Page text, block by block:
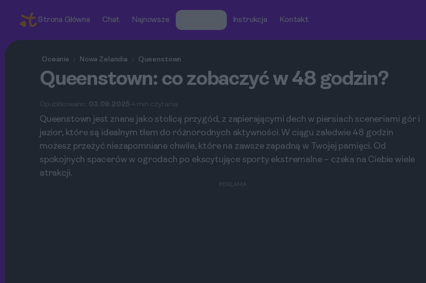
Strona Główna Chat Najnowsze Instrukcja Kontakt
Oceania / Nowa Zelandia / Queenstown
Queenstown: co zobaczyć w 48 godzin?
Opublikowano: 03.09.2025 4 min czytania
Queenstown jest znane jako stolicą przygód, z zapierającymi dech w piersiach sceneriami gór i
jezior, które są idealnym tłem do różnorodnych aktywności. W ciągu zaledwie 48 godzin
możesz przeżyć niezapomniane chwile, które na zawsze zapadną w Twojej pamięci. Od
spokojnych spacerów w ogrodach po ekscytujące sporty ekstremalne – czeka na Ciebie wiele
atrakcji.
REKLAMA